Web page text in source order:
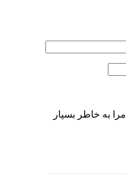
مرا به خاطر بسپار